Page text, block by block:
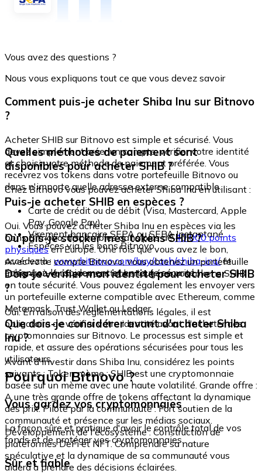
Vous avez des questions ?
Nous vous expliquons tout ce que vous devez savoir
Comment puis-je acheter Shiba Inu sur Bitnovo
?
Acheter SHIB sur Bitnovo est simple et sécurisé. Vous
devez simplement créer un compte, vérifier votre identité
et choisir votre méthode de paiement préférée. Vous
recevrez vos tokens dans votre portefeuille Bitnovo ou
dans n'importe quelle adresse externe compatible.
Quelles méthodes de paiement sont
disponibles pour acheter SHIB ?
Chez Bitnovo vous pouvez acheter Shiba Inu en utilisant :
Carte de crédit ou de débit (Visa, Mastercard, Apple
Pay, Google Pay)
Virement bancaire SEPA ou SEPA Instantané
Espèces via les bons Bitnovo
Puis-je acheter SHIB en espèces ?
Oui. Vous pouvez acheter Shiba Inu en espèces via les
bons Bitnovo, disponibles dans plus de40 000 points
physiquesen Europe. Une fois que vous avez le bon,
accédez à : www.bitnovo.com/buy/cash/shiba-inu/et
échangez-le rapidement et en toute sécurité.
Où puis-je stocker mes tokens SHIB ?
Avec votre compte Bitnovo, vous obtenez un portefeuille
intégré où vous pouvez stocker et gérer vos tokens SHIB
en toute sécurité. Vous pouvez également les envoyer vers
un portefeuille externe compatible avec Ethereum, comme
Metamask, Trust Wallet ou Ledger.
Dois-je vérifier mon identité pour acheter SHIB
?
Oui. En raison des réglementations légales, il est
obligatoire de vérifier votre identité avant d'acheter des
cryptomonnaies sur Bitnovo. Le processus est simple et
rapide, et assure des opérations sécurisées pour tous les
utilisateurs.
Que dois-je considérer avant d'acheter Shiba
Inu ?
Avant d'investir dans Shiba Inu, considérez les points
suivants : Token mème : SHIB est une cryptomonnaie
basée sur un mème avec une haute volatilité. Grande offre :
A une très grande offre de tokens affectant la dynamique
des prix. Piloté par la communauté : Fort soutien de la
communauté et présence sur les médias sociaux.
Développement de l'écosystème : Construction de
plateformes DeFi et NFT. Comprendre sa nature
spéculative et la dynamique de sa communauté vous
aidera à prendre des décisions éclairées.
Pourquoi Bitnovo ?
Vous gardez vos cryptomonnaies
La façon sûre et pratique d'avoir le contrôle total de vos
fonds et de protéger vos cryptomonnaies.
Sûr et fiable